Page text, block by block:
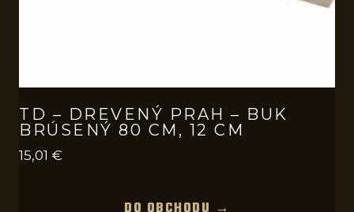
TD – DREVENÝ PRAH – BUK
BRÚSENÝ 80 CM, 12 CM
15,01 €